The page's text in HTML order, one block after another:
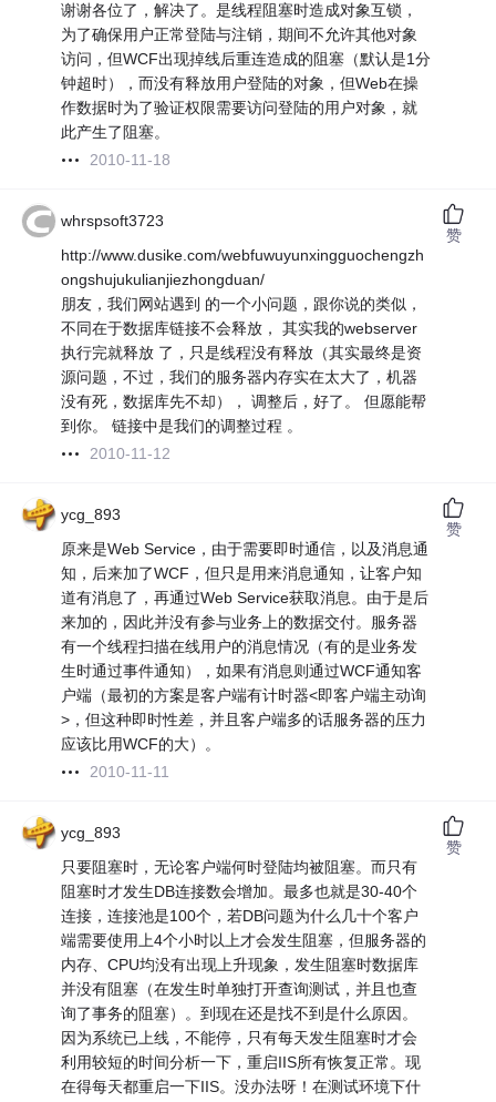
谢谢各位了，解决了。是线程阻塞时造成对象互锁，
为了确保用户正常登陆与注销，期间不允许其他对象
访问，但WCF出现掉线后重连造成的阻塞（默认是1分
钟超时），而没有释放用户登陆的对象，但Web在操
作数据时为了验证权限需要访问登陆的用户对象，就
此产生了阻塞。
2010-11-18
whrspsoft3723
http://www.dusike.com/webfuwuyunxingguochengzh
ongshujukulianjiezhongduan/
朋友，我们网站遇到 的一个小问题，跟你说的类似，
不同在于数据库链接不会释放， 其实我的webserver
执行完就释放 了，只是线程没有释放（其实最终是资
源问题，不过，我们的服务器内存实在太大了，机器
没有死，数据库先不却）， 调整后，好了。 但愿能帮
到你。 链接中是我们的调整过程 。
2010-11-12
赞
ycg_893
原来是Web Service，由于需要即时通信，以及消息通
知，后来加了WCF，但只是用来消息通知，让客户知
道有消息了，再通过Web Service获取消息。由于是后
来加的，因此并没有参与业务上的数据交付。服务器
有一个线程扫描在线用户的消息情况（有的是业务发
生时通过事件通知），如果有消息则通过WCF通知客
户端（最初的方案是客户端有计时器<即客户端主动询
>，但这种即时性差，并且客户端多的话服务器的压力
应该比用WCF的大）。
2010-11-11
赞
ycg_893
只要阻塞时，无论客户端何时登陆均被阻塞。而只有
阻塞时才发生DB连接数会增加。最多也就是30-40个
连接，连接池是100个，若DB问题为什么几十个客户
端需要使用上4个小时以上才会发生阻塞，但服务器的
内存、CPU均没有出现上升现象，发生阻塞时数据库
并没有阻塞（在发生时单独打开查询测试，并且也查
询了事务的阻塞）。到现在还是找不到是什么原因。
因为系统已上线，不能停，只有每天发生阻塞时才会
利用较短的时间分析一下，重启IIS所有恢复正常。现
在得每天都重启一下IIS。没办法呀！在测试环境下什
赞